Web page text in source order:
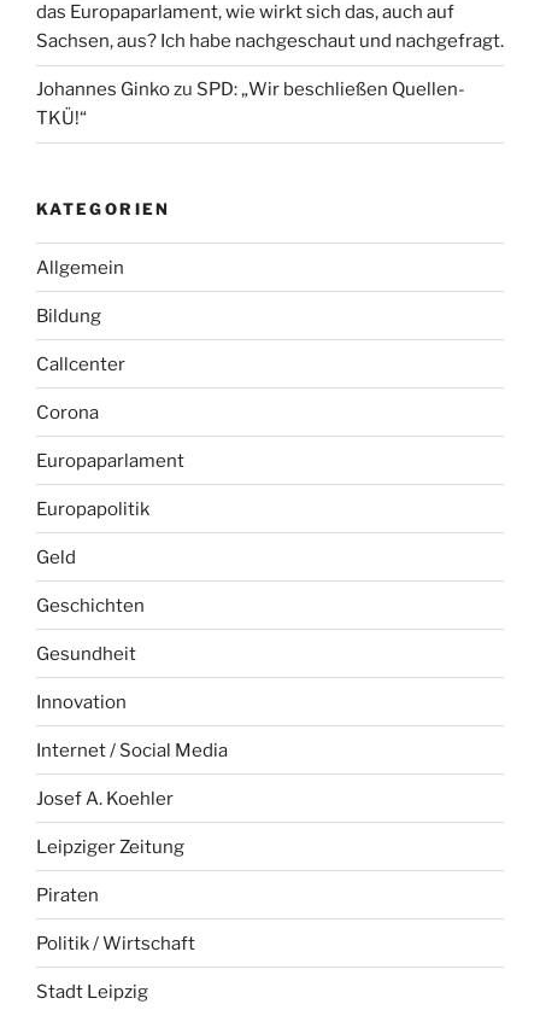
das Europaparlament, wie wirkt sich das, auch auf
Sachsen, aus? Ich habe nachgeschaut und nachgefragt.
Johannes Ginkozu SPD: „Wir beschließen Quellen-
TKÜ!“
KATEGORIEN
Allgemein
Bildung
Callcenter
Corona
Europaparlament
Europapolitik
Geld
Geschichten
Gesundheit
Innovation
Internet / Social Media
Josef A. Koehler
Leipziger Zeitung
Piraten
Politik / Wirtschaft
Stadt Leipzig